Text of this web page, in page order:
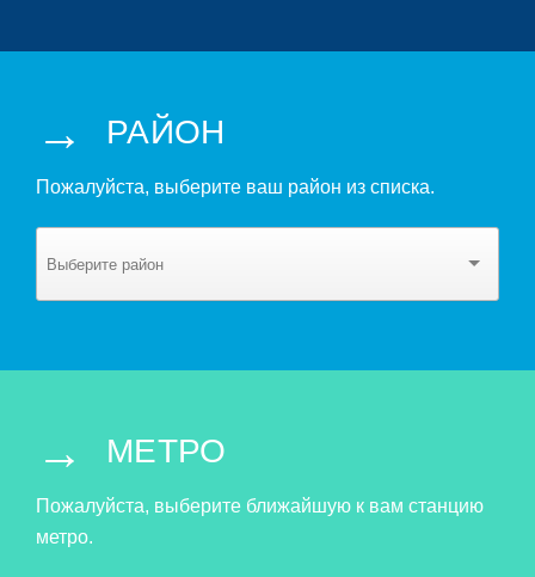
→ РАЙОН
Пожалуйста, выберите ваш район из списка.
→ МЕТРО
Пожалуйста, выберите ближайшую к вам станцию
метро.